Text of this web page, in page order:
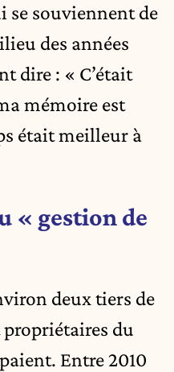
se souviennent de
des années
dire : « C’était
mémoire est
était meilleur à
« gestion de
deux tiers de
du
Entre 2010